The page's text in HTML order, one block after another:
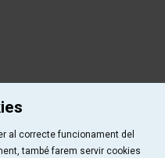
al correcte funcionament del
també farem servir cookies